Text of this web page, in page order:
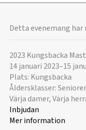
Detta evenemang har
2023 Kungsbacka
14 januari 2023–15
Plats: Kungsbacka
Åldersklasser:
Värja damer, Värja
Inbjudan
Mer information